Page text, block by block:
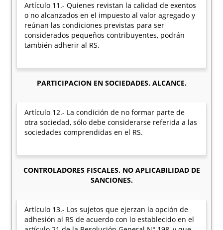
Artículo 11.- Quienes revistan la calidad de exentos
o no alcanzados en el impuesto al valor agregado y
reúnan las condiciones previstas para ser
considerados pequeños contribuyentes, podrán
también adherir al RS.
PARTICIPACION EN SOCIEDADES. ALCANCE.
Artículo 12.- La condición de no formar parte de
otra sociedad, sólo debe considerarse referida a las
sociedades comprendidas en el RS.
CONTROLADORES FISCALES. NO APLICABILIDAD DE
SANCIONES.
Artículo 13.- Los sujetos que ejerzan la opción de
adhesión al RS de acuerdo con lo establecido en el